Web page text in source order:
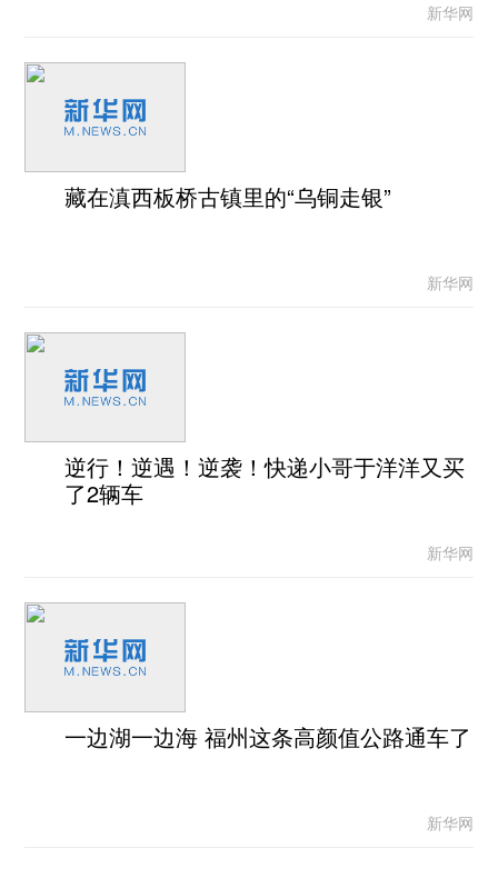
新华网
藏在滇西板桥古镇里的“乌铜走银”
新华网
逆行！逆遇！逆袭！快递小哥于洋洋又买
了2辆车
新华网
一边湖一边海 福州这条高颜值公路通车了
新华网